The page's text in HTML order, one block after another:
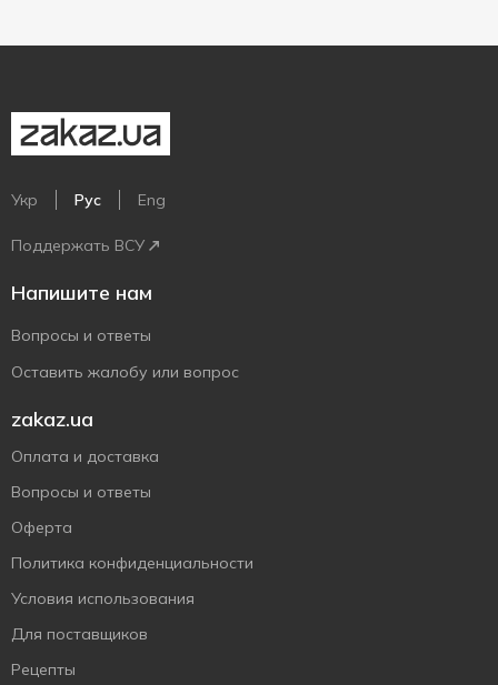
Укр Рус Eng
Поддержать ВСУ
Напишите нам
Вопросы и ответы
Оставить жалобу или вопрос
zakaz.ua
Оплата и доставка
Вопросы и ответы
Оферта
Политика конфиденциальности
Условия использования
Для поставщиков
Рецепты